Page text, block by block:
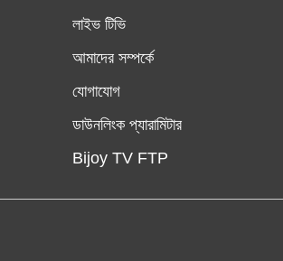
লাইভ টিভি
আমাদের সম্পর্কে
যোগাযোগ
ডাউনলিংক প্যারামিটার
Bijoy TV FTP